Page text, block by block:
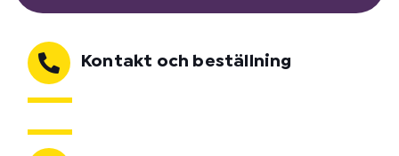
Kontakt och beställning